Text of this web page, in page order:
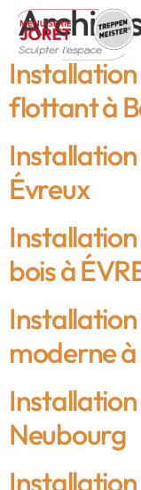
Installation
flottant à
Installation
Évreux
Installation
bois à
Installation
moderne
Installation
Neubourg
Installation